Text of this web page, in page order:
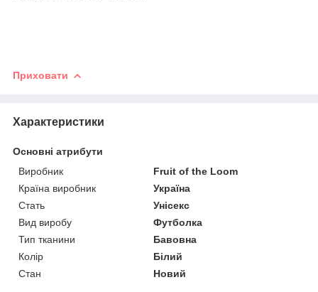
Приховати
Характеристики
Основні атрибути
Виробник
Fruit of the Loom
Країна виробник
Україна
Стать
Унісекс
Вид виробу
Футболка
Тип тканини
Бавовна
Колір
Білий
Стан
Новий